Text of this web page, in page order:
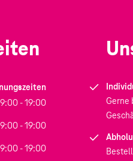
- 19:00
- 19:00
- 19:00
Gerne